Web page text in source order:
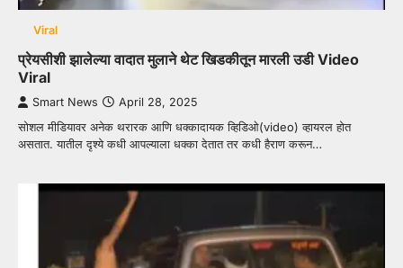
Viral
प्रेयसीशी झालेल्या वादात मुलाने थेट खिडकीतून मारली उडी Video
Viral
Smart News April 28, 2025
सोशल मीडियावर अनेक थरारक आणि धक्कादायक व्हिडिओ(video) व्हायरल होत
असतात. यातील दृश्ये कधी आपल्याला धक्का देतात तर कधी हैराण करून…